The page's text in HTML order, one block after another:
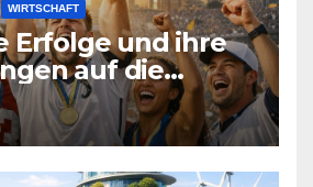
WIRTSCHAFT
Erfolge und ihre
auf die
Eine Analyse